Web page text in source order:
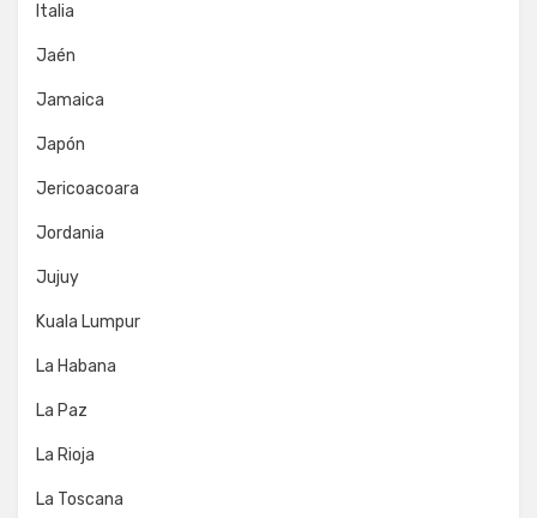
Italia
Jaén
Jamaica
Japón
Jericoacoara
Jordania
Jujuy
Kuala Lumpur
La Habana
La Paz
La Rioja
La Toscana